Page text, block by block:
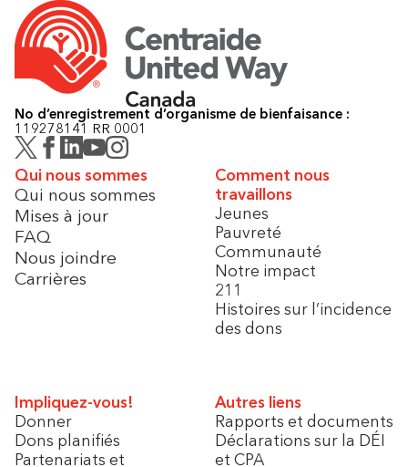
No d’enregistrement d’organisme de bienfaisance :
119278141 RR 0001
Qui nous sommes
Qui nous sommes
Mises à jour
FAQ
Nous joindre
Carrières
Comment nous
travaillons
Jeunes
Pauvreté
Communauté
Notre impact
211
Histoires sur l’incidence
des dons
Impliquez-vous!
Donner
Dons planifiés
Partenariats et
Autres liens
Rapports et documents
Déclarations sur la DÉI
et CPA